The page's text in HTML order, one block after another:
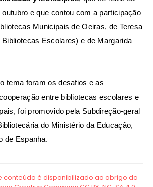
e que contou com a participação
Municipais de Oeiras, de Teresa
Escolares) e de Margarida
tema foram os desafios e as
entre bibliotecas escolares e
foi promovido pela Subdireção-geral
do Ministério da Educação,
de Espanha.